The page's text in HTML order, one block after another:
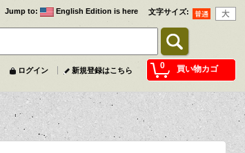
文字サイズ:
Jump to: English Edition is here
0 買い物カゴ
ログイン 新規登録はこちら